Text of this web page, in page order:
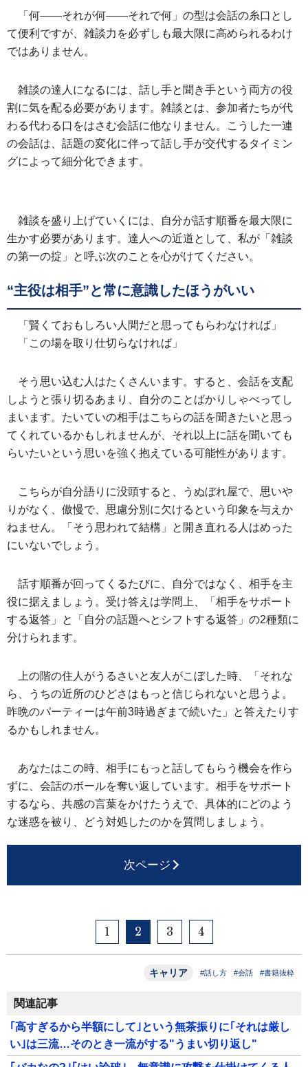
「何――それが何――それで何」の型は会話の糸口とし
て便利ですが、雑談力を必ずしも最大限に高められるわけ
ではありません。
雑談の達人になるには、話し手と聞き手という両方の役
割に気を配る必要があります。雑談とは、参加者たちが代
わる代わる口をはさむ会話に他なりません。こうした一連
の会話は、話題の変化に伴って話し手が交代するタイミン
グによって細分化できます。
雑談を盛り上げていくには、自分が話す順番を最大限に
生かす必要があります。達人への近道として、私が「雑談
の第一の掟」と呼ぶ次のことを心がけてください。
“主役は相手”と常に意識したほうがいい
「賢くておもしろい人間だと思ってもらわなければ」
「この場を取り仕切らなければ」
そう思い込む人はたくさんいます。すると、会話を支配
しようと張り切るあまり、自分のことばかりしゃべってし
まいます。たいていの相手はこちらの話を聞きたいと思っ
てくれているかもしれませんが、それ以上に話を聞いても
らいたいという思いを強く抱えている可能性があります。
こちらが自分語りに没頭すると、うぬぼれ屋で、思いや
りがなく、傲慢で、思慮分別に欠けるという印象を与えか
ねません。「そう思われて結構」と開き直れる人はめった
にいないでしょう。
話す順番が回ってくるたびに、自分ではなく、相手を主
役に据えましょう。受け答えは学問上、「相手をサポート
する返答」と「自分の話題へとシフトする返答」の2種類に
分けられます。
上の階の住人がうるさいと友人がこぼした時、「それな
ら、うちの近所のひどさはもっと信じられないと思うよ。
昨晩のパーティーは午前3時過ぎまで続いた」と答えたりす
るかもしれません。
あなたはこの時、相手にもっと話してもらう機会を作ら
ずに、会話のボールを奪い返しています。相手をサポート
するなら、共感の言葉をかけたうえで、具体的にどのよう
な迷惑を被り、どう対処したのかを質問しましょう。
次ページ
1 2 3 4
キャリア #話し方 #会話 #書籍抜粋
関連記事
｢高すぎるから半額にして｣という無茶振りに｢それは厳し
い｣は三流…そのとき一流がする"うまい切り返し"